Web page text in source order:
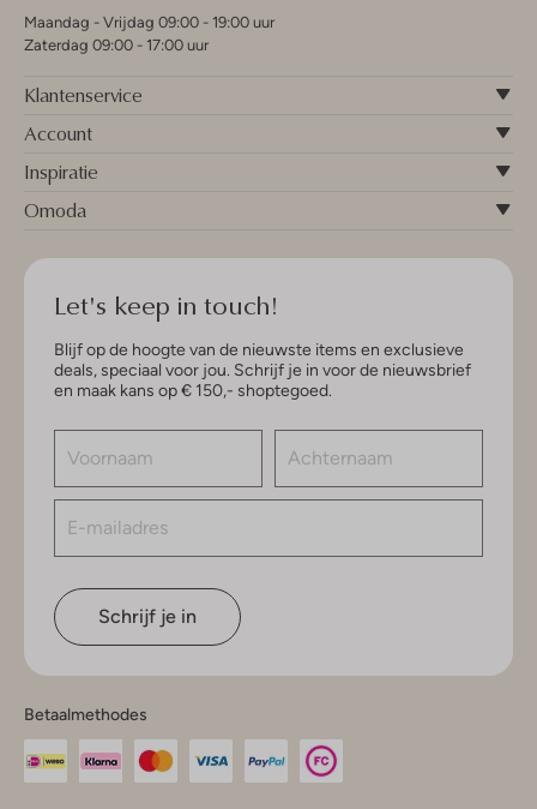
Maandag - Vrijdag 09:00 - 19:00 uur
Zaterdag 09:00 - 17:00 uur
Klantenservice
Account
Inspiratie
Omoda
Let's keep in touch!
Blijf op de hoogte van de nieuwste items en exclusieve
deals, speciaal voor jou. Schrijf je in voor de nieuwsbrief
en maak kans op € 150,- shoptegoed.
Schrijf je in
Betaalmethodes